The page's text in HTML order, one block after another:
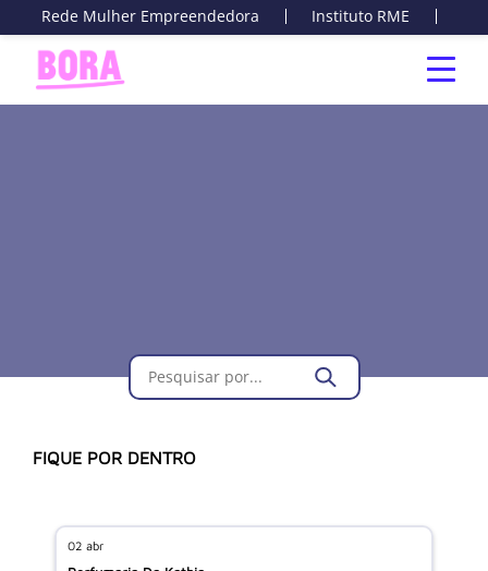
Rede Mulher Empreendedora Instituto RME
FIQUE POR DENTRO
02 abr